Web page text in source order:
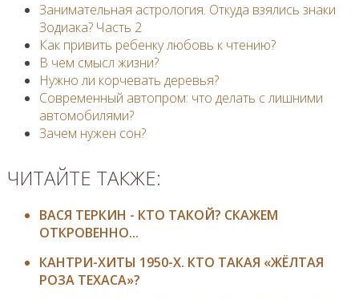
Занимательная астрология. Откуда взялись знаки
Зодиака? Часть 2
Как привить ребенку любовь к чтению?
В чем смысл жизни?
Нужно ли корчевать деревья?
Современный автопром: что делать с лишними
автомобилями?
Зачем нужен сон?
ЧИТАЙТЕ ТАКЖЕ:
ВАСЯ ТЕРКИН - КТО ТАКОЙ? СКАЖЕМ
ОТКРОВЕННО...
КАНТРИ-ХИТЫ 1950-Х. КТО ТАКАЯ «ЖЁЛТАЯ
РОЗА ТЕХАСА»?